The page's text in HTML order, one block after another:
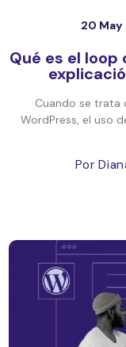
20 May
Qué es el loop
Cuando se trata
WordPress, el uso
Por